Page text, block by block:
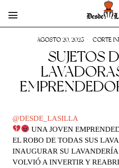
AGOSTO 20, 2025 CORTE
SUJETOS
@DESDE_LASILLA
UNA JOVEN
EL ROBO DE TODAS SUS
INAUGURAR SU
VOLVIÓ A INVERTIR Y